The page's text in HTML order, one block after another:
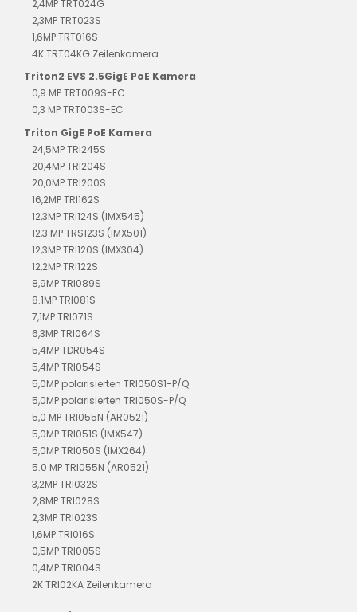
2,4MP TRT024G
2,3MP TRT023S
1,6MP TRT016S
4K TRT04KG Zeilenkamera
Triton2 EVS 2.5GigE PoE Kamera
0,9 MP TRT009S-EC
0,3 MP TRT003S-EC
Triton GigE PoE Kamera
24,5MP TRI245S
20,4MP TRI204S
20,0MP TRI200S
16,2MP TRI162S
12,3MP TRI124S (IMX545)
12,3 MP TRS123S (IMX501)
12,3MP TRI120S (IMX304)
12,2MP TRI122S
8,9MP TRI089S
8.1MP TRI081S
7,1MP TRI071S
6,3MP TRI064S
5,4MP TDR054S
5,4MP TRI054S
5,0MP polarisierten TRI050S1-P/Q
5,0MP polarisierten TRI050S-P/Q
5,0 MP TRI055N (AR0521)
5,0MP TRI051S (IMX547)
5,0MP TRI050S (IMX264)
5.0 MP TRI055N (AR0521)
3,2MP TRI032S
2,8MP TRI028S
2,3MP TRI023S
1,6MP TRI016S
0,5MP TRI005S
0,4MP TRI004S
2K TRI02KA Zeilenkamera